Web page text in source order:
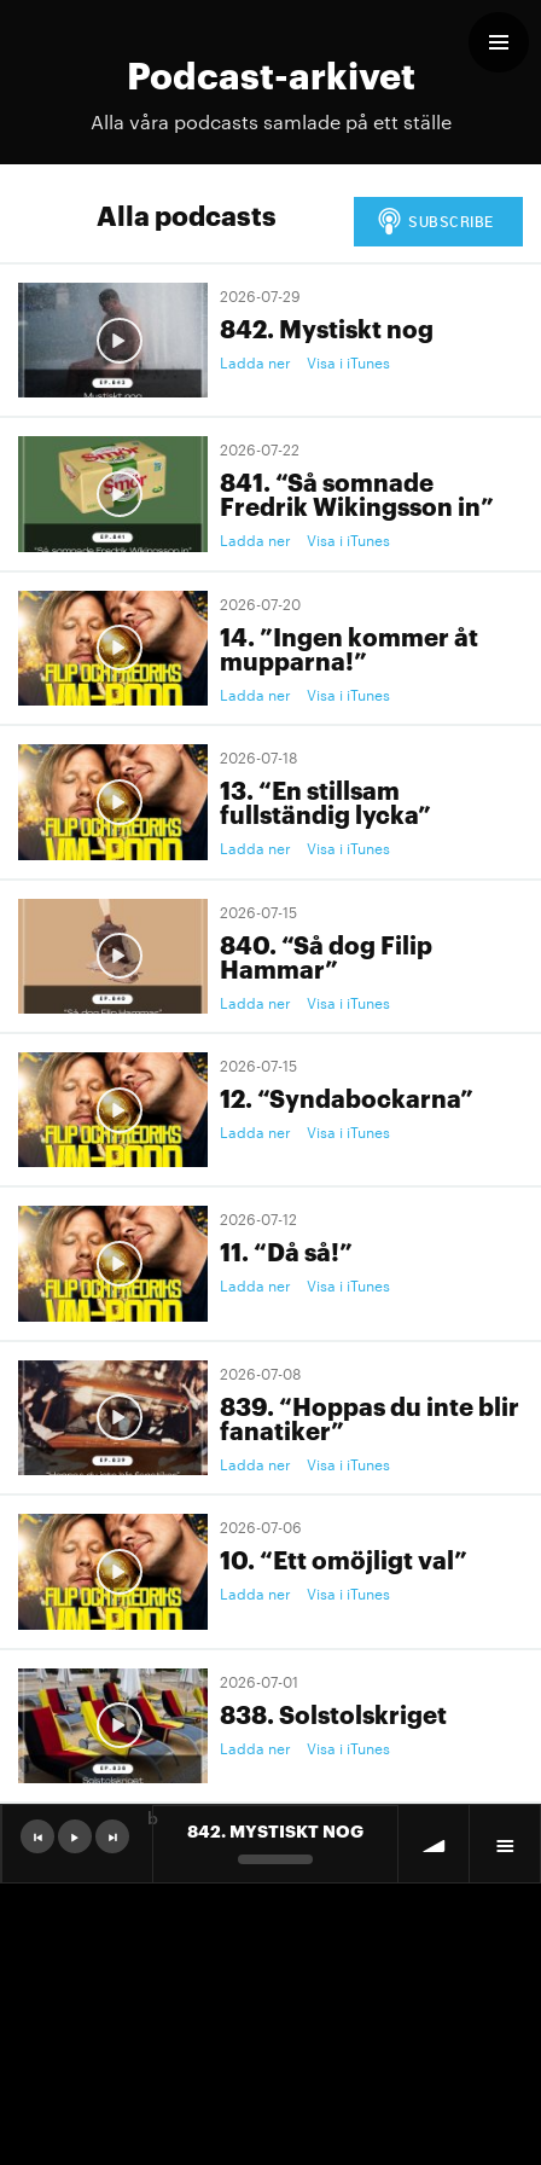
Podcast-arkivet
Alla våra podcasts samlade på ett ställe
Alla podcasts
2026-07-29
842. Mystiskt nog
Ladda ner Visa i iTunes
2026-07-22
841. “Så somnade
Fredrik Wikingsson in”
Ladda ner Visa i iTunes
2026-07-20
14. ”Ingen kommer åt
mupparna!”
Ladda ner Visa i iTunes
2026-07-18
13. “En stillsam
fullständig lycka”
Ladda ner Visa i iTunes
2026-07-15
840. “Så dog Filip
Hammar”
Ladda ner Visa i iTunes
2026-07-15
12. “Syndabockarna”
Ladda ner Visa i iTunes
2026-07-12
11. “Då så!”
Ladda ner Visa i iTunes
2026-07-08
839. “Hoppas du inte blir
fanatiker”
Ladda ner Visa i iTunes
2026-07-06
10. “Ett omöjligt val”
Ladda ner Visa i iTunes
2026-07-01
838. Solstolskriget
Ladda ner Visa i iTunes
2026-07-01
9. "Ett landslag att älska"
842. MYSTISKT NOG
b